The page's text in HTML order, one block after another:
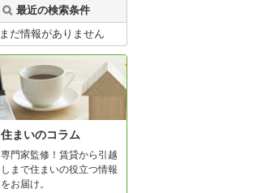
最近の検索条件
まだ情報がありません
住まいのコラム
専門家監修！賃貸から引越
しまで住まいの役立つ情報
をお届け。